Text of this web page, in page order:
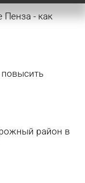
Пенза - как
повысить
район в